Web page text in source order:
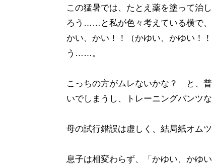
この猛暑では、たとえ薬を塗って治
ろう……と私が色々考えている横で
かい、かい！！（かゆい、かゆい！
う……。
こっちの方がムレないかな？ と、
いでしまうし、トレーニングパンツ
母の試行錯誤は虚しく、結局紙オム
息子は相変わらず、「かゆい、かゆ